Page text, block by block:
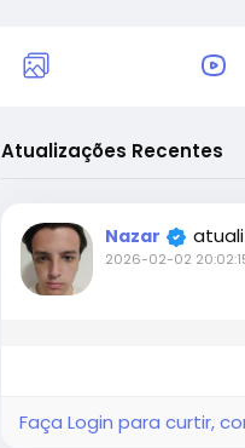
Atualizações Recentes
Nazar
2026-02-02
Faça Login para curtir,